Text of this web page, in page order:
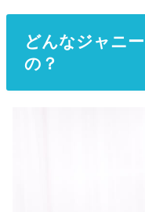
どんなジャニ
の？